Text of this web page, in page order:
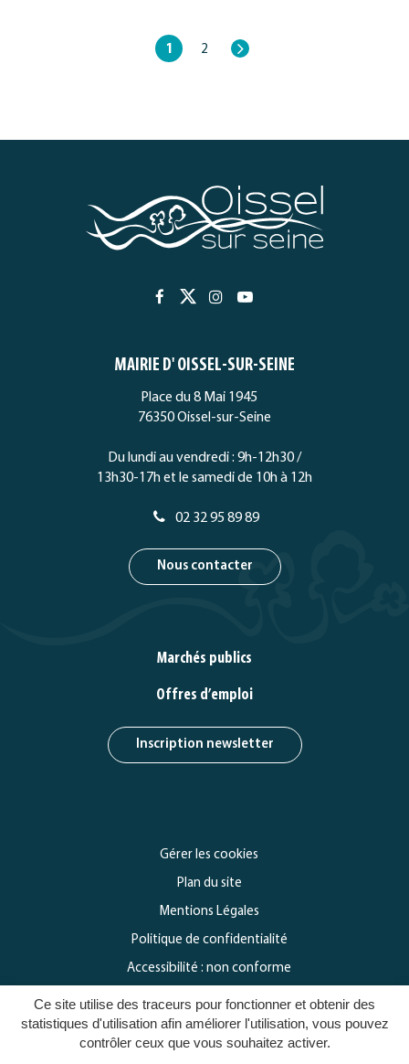
Ce site utilise des traceurs pour fonctionner et obtenir des
statistiques d'utilisation afin améliorer l'utilisation, vous pouvez
contrôler ceux que vous souhaitez activer.
1 2 Page
suivante
Lien
compte
Facebook
Lien
compte
Twitter
Lien
compte
Instagram
Lien
chaîne
Youtube
MAIRIE D' OISSEL-SUR-SEINE
Place du 8 Mai 1945
76350 Oissel-sur-Seine
Du lundi au vendredi : 9h-12h30 /
13h30-17h et le samedi de 10h à 12h
02 32 95 89 89
Nous contacter
Marchés publics
Offres d’emploi
Inscription newsletter
Gérer les cookies
Plan du site
Mentions Légales
Politique de confidentialité
Accessibilité : non conforme